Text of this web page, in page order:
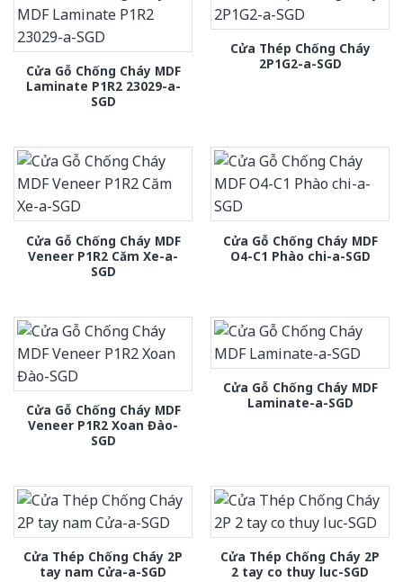
Cửa Gỗ Chống Cháy MDF
Laminate P1R2 23029-a-
SGD
Cửa Thép Chống Cháy
2P1G2-a-SGD
Cửa Gỗ Chống Cháy MDF
Veneer P1R2 Căm Xe-a-
SGD
Cửa Gỗ Chống Cháy MDF
O4-C1 Phào chi-a-SGD
Cửa Gỗ Chống Cháy MDF
Veneer P1R2 Xoan Đào-
SGD
Cửa Gỗ Chống Cháy MDF
Laminate-a-SGD
Cửa Thép Chống Cháy 2P
tay nam Cửa-a-SGD
Cửa Thép Chống Cháy 2P
2 tay co thuy luc-SGD